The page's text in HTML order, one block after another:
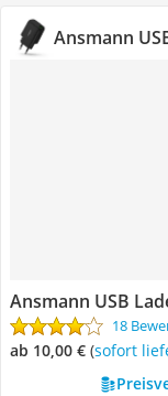
Ansmann
Ansmann USB
18
ab 10,00 € ( Sofort